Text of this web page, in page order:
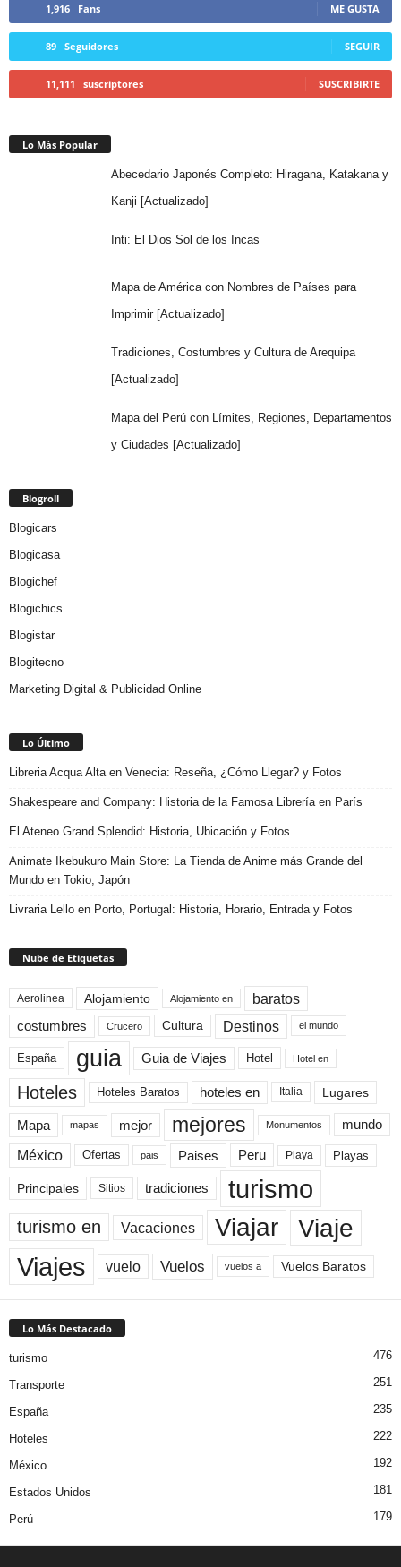
1,916 Fans ME GUSTA
89 Seguidores SEGUIR
11,111 suscriptores SUSCRIBIRTE
Lo Más Popular
Abecedario Japonés Completo: Hiragana, Katakana y
Kanji [Actualizado]
Inti: El Dios Sol de los Incas
Mapa de América con Nombres de Países para
Imprimir [Actualizado]
Tradiciones, Costumbres y Cultura de Arequipa
[Actualizado]
Mapa del Perú con Límites, Regiones, Departamentos
y Ciudades [Actualizado]
Blogroll
Blogicars
Blogicasa
Blogichef
Blogichics
Blogistar
Blogitecno
Marketing Digital & Publicidad Online
Lo Último
Libreria Acqua Alta en Venecia: Reseña, ¿Cómo Llegar? y Fotos
Shakespeare and Company: Historia de la Famosa Librería en París
El Ateneo Grand Splendid: Historia, Ubicación y Fotos
Animate Ikebukuro Main Store: La Tienda de Anime más Grande del
Mundo en Tokio, Japón
Livraria Lello en Porto, Portugal: Historia, Horario, Entrada y Fotos
Nube de Etiquetas
Aerolinea Alojamiento Alojamiento en baratos
costumbres Crucero Cultura Destinos el mundo
España guia Guia de Viajes Hotel Hotel en
Hoteles Hoteles Baratos hoteles en Italia Lugares
Mapa mapas mejor mejores Monumentos mundo
México Ofertas pais Paises Peru Playa Playas
Principales Sitios tradiciones turismo
turismo en Vacaciones Viajar Viaje
Viajes vuelo Vuelos vuelos a Vuelos Baratos
Lo Más Destacado
turismo 476
Transporte 251
España 235
Hoteles 222
México 192
Estados Unidos 181
Perú 179